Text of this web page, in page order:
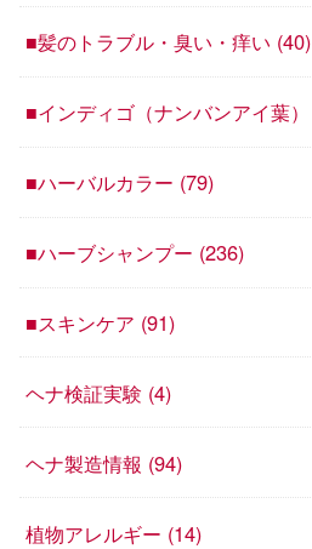
■髪のトラブル・臭い・痒い (40)
■インディゴ（ナンバンアイ葉）
■ハーバルカラー (79)
■ハーブシャンプー (236)
■スキンケア (91)
ヘナ検証実験 (4)
ヘナ製造情報 (94)
植物アレルギー (14)